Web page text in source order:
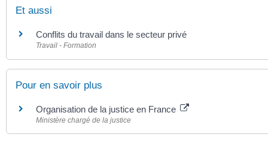
Et aussi
Conflits du travail dans le secteur privé
Travail - Formation
Pour en savoir plus
Organisation de la justice en France
Ministère chargé de la justice